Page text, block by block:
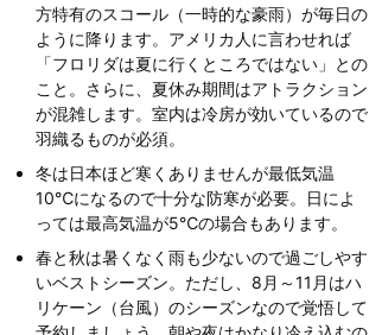
方特有のスコール（一時的な豪雨）が毎日の
ように降ります。アメリカ人に言わせれば
「フロリダは夏に行くところではない」との
こと。さらに、夏休み期間はアトラクション
が混雑します。室内は冷房が効いているので
羽織るものが必須。
冬は日本ほど寒くありませんが最低気温
10℃になるので十分な防寒が必要。日によ
っては最高気温が5℃の場合もあります。
春と秋は暑くなく雨も少ないので過ごしやす
いベストシーズン。ただし、8月～11月はハ
リケーン（台風）のシーズンなので覚悟して